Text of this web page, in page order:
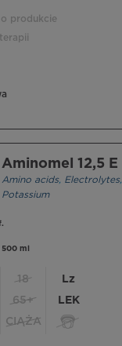
o produkcie
Aminomel 12,5 E
Amino acids, Electrolytes,
Potassium
ml
18
65+
CIĄŻA
Lz
LEK